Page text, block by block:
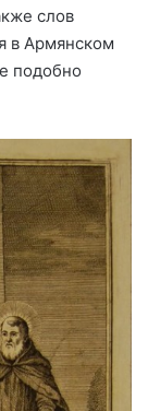
слов
в Армянском
подобно